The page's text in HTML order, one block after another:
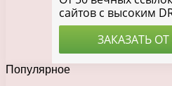
Популярное